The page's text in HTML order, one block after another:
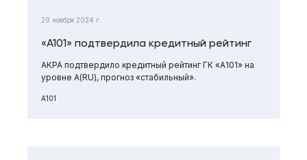
29 ноября 2024 г.
«А101» подтвердила кредитный рейтинг
АКРА подтвердило кредитный рейтинг ГК «А101» на
уровне А(RU), прогноз «стабильный».
А101